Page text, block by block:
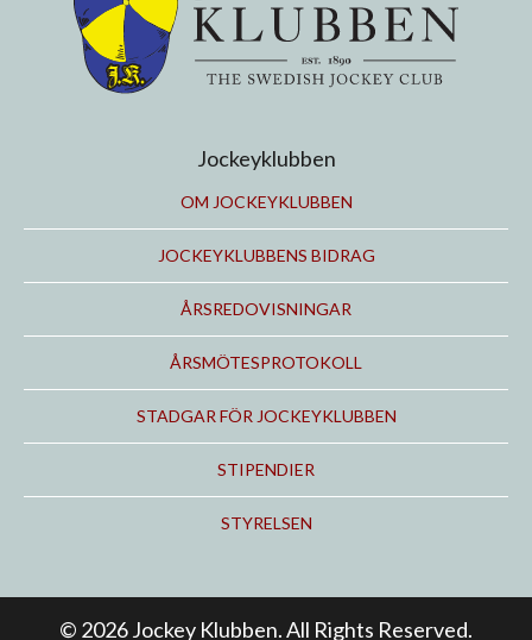
Jockeyklubben
OM JOCKEYKLUBBEN
JOCKEYKLUBBENS BIDRAG
ÅRSREDOVISNINGAR
ÅRSMÖTESPROTOKOLL
STADGAR FÖR JOCKEYKLUBBEN
STIPENDIER
STYRELSEN
© 2026 Jockey Klubben. All Rights Reserved.